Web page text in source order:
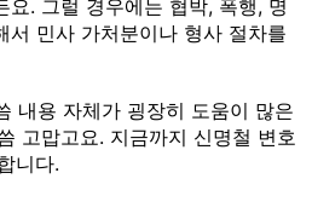
요. 그럴 경우에는 협박, 폭행, 명
서 민사 가처분이나 형사 절차를
내용 자체가 굉장히 도움이 많은
고맙고요. 지금까지 신명철 변호
니다.